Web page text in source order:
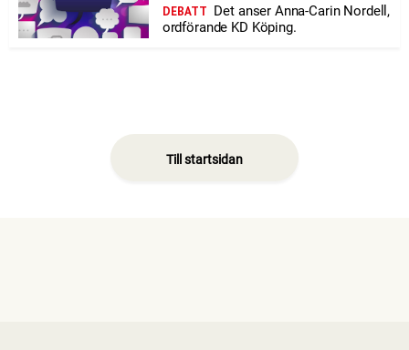
DEBATT Det anser Anna-Carin Nordell,
ordförande KD Köping.
Till startsidan